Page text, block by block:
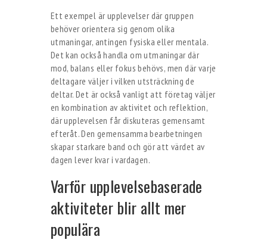
Ett exempel är upplevelser där gruppen
behöver orientera sig genom olika
utmaningar, antingen fysiska eller mentala.
Det kan också handla om utmaningar där
mod, balans eller fokus behövs, men där varje
deltagare väljer i vilken utsträckning de
deltar. Det är också vanligt att företag väljer
en kombination av aktivitet och reflektion,
där upplevelsen får diskuteras gemensamt
efteråt. Den gemensamma bearbetningen
skapar starkare band och gör att värdet av
dagen lever kvar i vardagen.
Varför upplevelsebaserade
aktiviteter blir allt mer
populära